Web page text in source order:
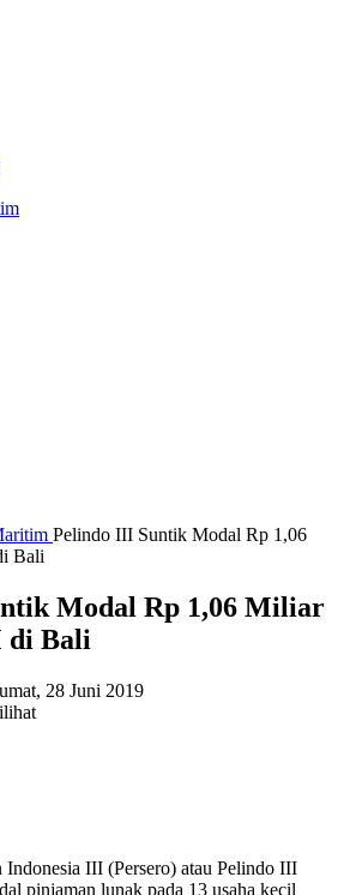
Pelindo III Suntik Modal Rp 1,06
Bali
Modal Rp 1,06 Miliar
di Bali
28 Juni 2019